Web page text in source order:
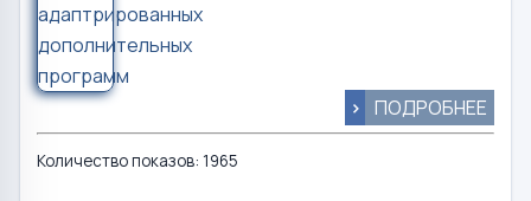
> ПОДРОБНЕЕ
Количество показов: 1965